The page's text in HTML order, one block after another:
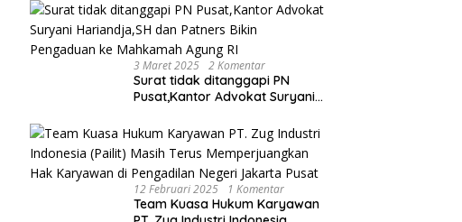
3 Maret 2025 2 Komentar
Surat tidak ditanggapi PN
Pusat,Kantor Advokat Suryani
Pengaduan ke Mahkamah
Agung RI
12 Februari 2025 1 Komentar
Team Kuasa Hukum Karyawan